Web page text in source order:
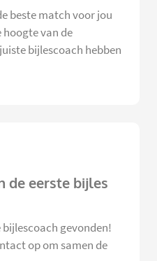
beste match voor jou
hoogte van de
bijlescoach hebben
de eerste bijles
bijlescoach gevonden!
op om samen de